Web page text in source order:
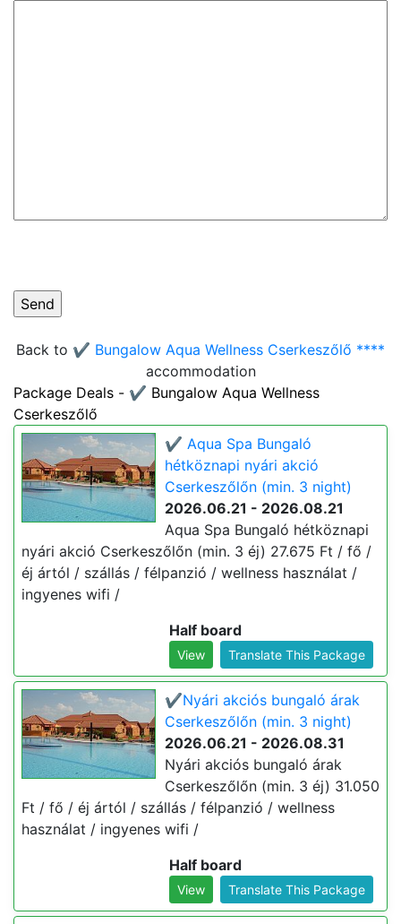
Back to ✔️ Bungalow Aqua Wellness Cserkeszőlő ****
accommodation
Package Deals - ✔️ Bungalow Aqua Wellness
Cserkeszőlő
✔️ Aqua Spa Bungaló
hétköznapi nyári akció
Cserkeszőlőn (min. 3 night)
2026.06.21 - 2026.08.21
Aqua Spa Bungaló hétköznapi
nyári akció Cserkeszőlőn (min. 3 éj) 27.675 Ft / fő /
éj ártól / szállás / félpanzió / wellness használat /
ingyenes wifi /
Half board
View Translate This Package
✔️Nyári akciós bungaló árak
Cserkeszőlőn (min. 3 night)
2026.06.21 - 2026.08.31
Nyári akciós bungaló árak
Cserkeszőlőn (min. 3 éj) 31.050
Ft / fő / éj ártól / szállás / félpanzió / wellness
használat / ingyenes wifi /
Half board
View Translate This Package